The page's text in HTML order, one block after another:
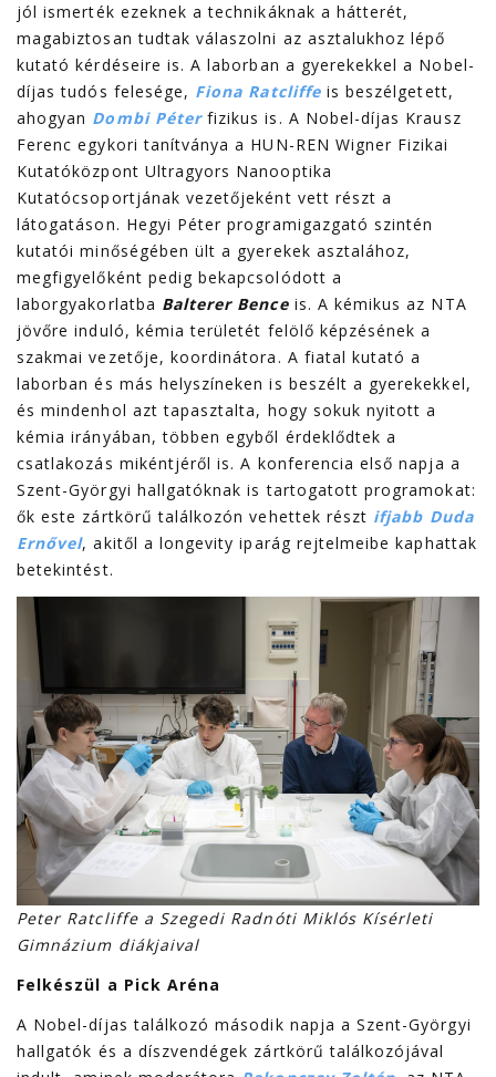
jól ismerték ezeknek a technikáknak a hátterét,
magabiztosan tudtak válaszolni az asztalukhoz lépő
kutató kérdéseire is. A laborban a gyerekekkel a Nobel-
díjas tudós felesége, Fiona Ratcliffeis beszélgetett,
ahogyan Dombi Péterfizikus is. A Nobel-díjas Krausz
Ferenc egykori tanítványa a HUN-REN Wigner Fizikai
Kutatóközpont Ultragyors Nanooptika
Kutatócsoportjának vezetőjeként vett részt a
látogatáson. Hegyi Péter programigazgató szintén
kutatói minőségében ült a gyerekek asztalához,
megfigyelőként pedig bekapcsolódott a
laborgyakorlatba Balterer Benceis. A kémikus az NTA
jövőre induló, kémia területét felölő képzésének a
szakmai vezetője, koordinátora. A fiatal kutató a
laborban és más helyszíneken is beszélt a gyerekekkel,
és mindenhol azt tapasztalta, hogy sokuk nyitott a
kémia irányában, többen egyből érdeklődtek a
csatlakozás mikéntjéről is. A konferencia első napja a
Szent-Györgyi hallgatóknak is tartogatott programokat:
ők este zártkörű találkozón vehettek részt ifjabb Duda
Ernővel, akitől a longevity iparág rejtelmeibe kaphattak
betekintést.
Peter Ratcliffe a Szegedi Radnóti Miklós Kísérleti
Gimnázium diákjaival
Felkészül a Pick Aréna
A Nobel-díjas találkozó második napja a Szent-Györgyi
hallgatók és a díszvendégek zártkörű találkozójával